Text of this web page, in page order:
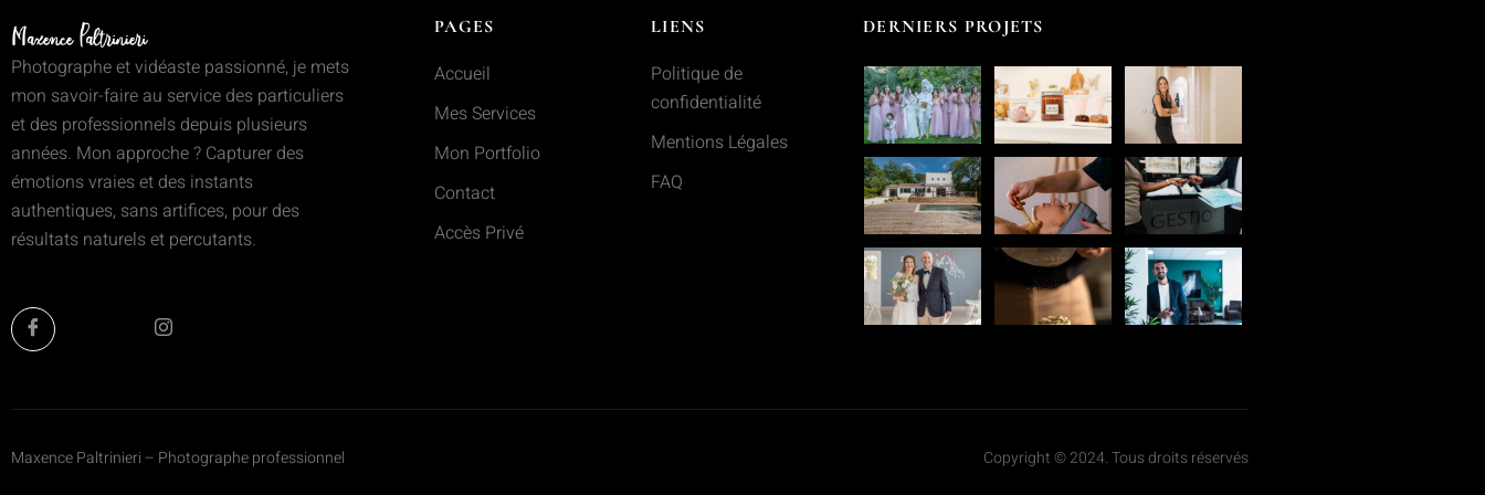
Photographe et vidéaste passionné, je mets
mon savoir-faire au service des particuliers
et des professionnels depuis plusieurs
années. Mon approche ? Capturer des
émotions vraies et des instants
authentiques, sans artifices, pour des
résultats naturels et percutants.
PAGES
Accueil
Mes Services
Mon Portfolio
Contact
Accès Privé
LIENS
Politique de
confidentialité
Mentions Légales
FAQ
DERNIERS PROJETS
Maxence Paltrinieri – Photographe professionnel Copyright © 2024. Tous droits réservés